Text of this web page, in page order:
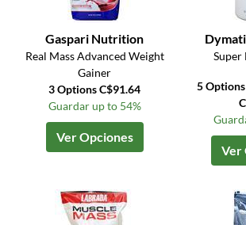
Gaspari Nutrition
Real Mass Advanced Weight
Gainer
3 Options C$91.64
Guardar up to 54%
Ver Opciones
Super
5
Ver